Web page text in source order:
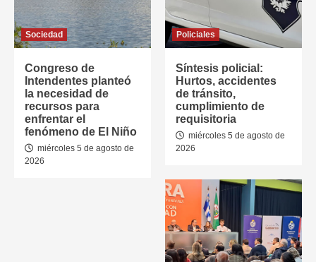
Sociedad
Congreso de
Intendentes planteó
la necesidad de
recursos para
enfrentar el
fenómeno de El Niño
miércoles 5 de agosto de
2026
Policiales
Síntesis policial:
Hurtos, accidentes
de tránsito,
cumplimiento de
requisitoria
miércoles 5 de agosto de
2026